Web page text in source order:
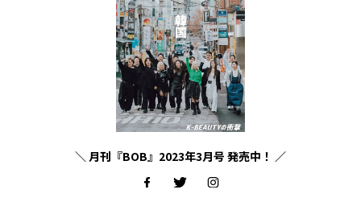
＼ 月刊『BOB』2023年3月号 発売中！ ／